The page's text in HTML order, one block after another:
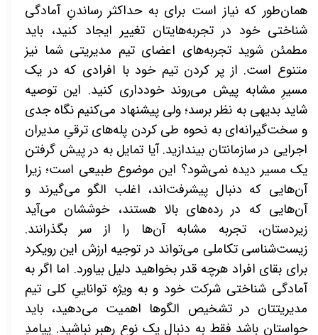
همان‌طور که نیاز است برای به حداکثر رساندنِ آمادگی
شناختی خود در تجربه‌هایتان تغییر ایجاد کنید، باید
مطمئن شوید تجربه‌های اعضای تیم مدیریتی شما نیز
متنوع است. از پر کردن تیم خود با افرادی که در یک
مسیرِ مشابه پیش می‌روند خودداری کنید. این توصیه
شاید بدیهی به نظر برسد؛ ولی پیشنهاد می‌کنیم نگاه جدی
و سخت‌گیرانه‌ای به نحوه طی کردن پله‌های ترقیِ مدیران
اجرایی در سازمانتان بیندازید. آیا تمایل به در پیش گرفتن
یک مسیر دیده نمی‌شود؟ این موضوع طبیعی است؛ زیرا
آن‌هایی که دنبال پیشرفت‌اند، اغلب الگو می‌گیرند و
آن‌هایی که در رده‌های بالا هستند، خوششان می‌آید
زیردستان، تجربه مشابه آن‌ها را از سر بگذرانند.
زیست‌شناسی تکاملی می‌تواند در توجیه ارزش این رویکرد
برای بقای افراد هرچه قدر بخواهید دلیل بیاورد. اما اگر به
آمادگی شناختی شرکت خود و به ویژه تواناییِ کلی تیم
مدیریتتان در تشخیص الگوها اهمیت می‌دهید، باید
حواستان باشد فقط به دنبال یک نوع رهبر نباشید. پیامدِ